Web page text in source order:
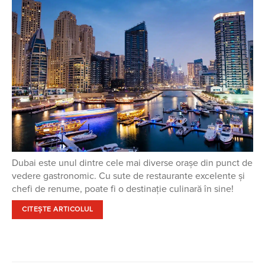
Dubai este unul dintre cele mai diverse orașe din punct de
vedere gastronomic. Cu sute de restaurante excelente și
chefi de renume, poate fi o destinație culinară în sine!
CITEȘTE ARTICOLUL